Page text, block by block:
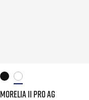
MORELIA II PRO AG